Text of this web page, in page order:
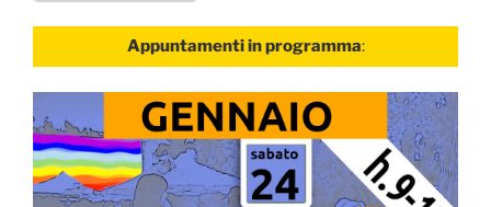
Appuntamenti in programma: